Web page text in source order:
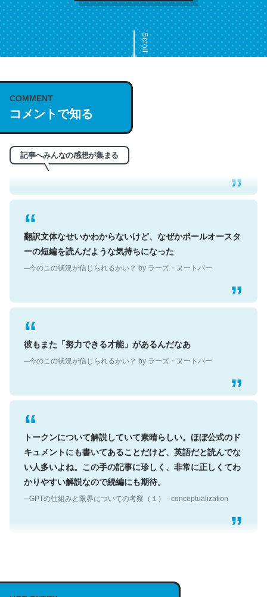
Scroll
COMMENT
コメントで知る
記事へみんなの感想が集まる
これは名文。彼はとてもクレバーなんだろうなと凄く思
う。英語少しでも読める人は原文もお勧め。自分はこの流
─今のこの状況が信じられるかい？ by ラーズ・ヌートバー
翻訳文体なせいかわからないけど、なぜかポールオースタ
ーの短編を読んだような気持ちになった
彼もまた「努力できる才能」があるんだなあ
トークンについて解説していて素晴らしい。ほぼ公式のド
キュメントにも書いてあることだけど、英語だと読んでな
い人多いよね。この手の記事に珍しく、非常に正しくてわ
かりやすい解説なので続編にも期待。
説してる記事が少ないので貴重な良記事。/続編来た